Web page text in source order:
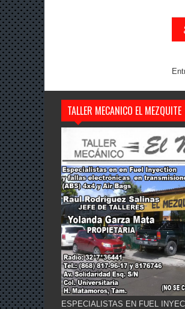
TALLER MECANICO EL MEZQUITE
ESPECIALISTAS EN FUEL